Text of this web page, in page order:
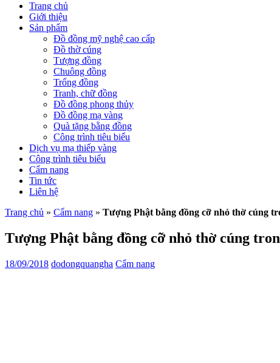
Trang chủ
Giới thiệu
Sản phẩm
Đồ đồng mỹ nghệ cao cấp
Đồ thờ cúng
Tượng đồng
Chuông đồng
Trống đồng
Tranh, chữ đồng
Đồ đồng phong thủy
Đồ đồng mạ vàng
Quà tặng bằng đồng
Công trình tiêu biểu
Dịch vụ mạ thiếp vàng
Công trình tiêu biểu
Cẩm nang
Tin tức
Liên hệ
Trang chủ » Cẩm nang » Tượng Phật bằng đồng cỡ nhỏ thờ cúng
Tượng Phật bằng đồng cỡ nhỏ thờ cúng
18/09/2018 dodongquangha Cẩm nang